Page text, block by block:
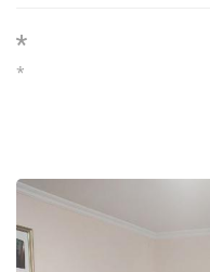
*
*